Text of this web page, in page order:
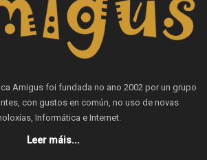
Amigus foi fundada no ano 2002 por un grupo
con gustos en común, no uso de novas
Informática e Internet.
Leer máis...